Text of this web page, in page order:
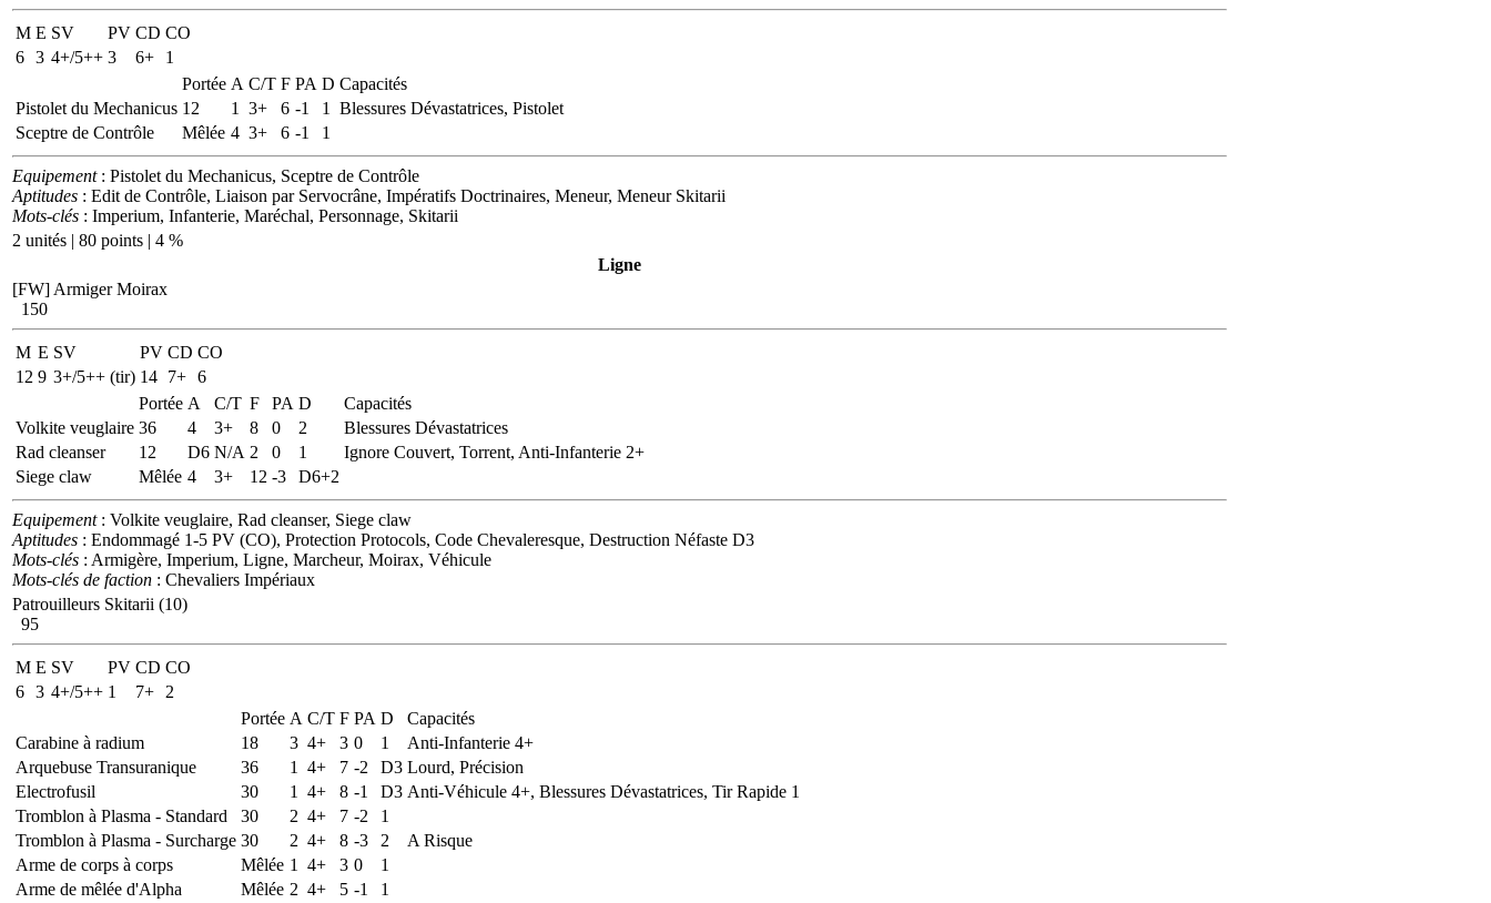
M E SV PV CD CO
6 3 4+/5++ 3 6+
1
Portée A C/T F PA D Capacités
Pistolet du Mechanicus 12 1 3+ 6 -1 1
Blessures Dévastatrices, Pistolet
Sceptre de Contrôle
Mêlée 4 3+ 6 -1 1
Equipement: Pistolet du Mechanicus, Sceptre de Contrôle
Aptitudes : Edit de Contrôle, Liaison par Servocrâne, Impératifs Doctrinaires, Meneur, Meneur Skitarii
Mots-clés : Imperium, Infanterie, Maréchal, Personnage, Skitarii
2 unités | 80 points | 4 %
Ligne
[FW] Armiger Moirax
150
M E SV PV CD CO
12 9 3+/5++ (tir) 14 7+ 6
Portée A C/T F PA D
Capacités
Volkite veuglaire 36 4 3+ 8 0 2
Blessures Dévastatrices
Rad cleanser
12 D6 N/A 2 0 1
Ignore Couvert, Torrent, Anti-Infanterie 2+
Siege claw
Mêlée 4 3+ 12 -3 D6+2
Equipement: Volkite veuglaire, Rad cleanser, Siege claw
Aptitudes : Endommagé 1-5 PV (CO), Protection Protocols, Code Chevaleresque, Destruction Néfaste D3
Mots-clés : Armigère, Imperium, Ligne, Marcheur, Moirax, Véhicule
Mots-clés de faction : Chevaliers Impériaux
Patrouilleurs Skitarii (10)
95
M E SV PV CD CO
6 3 4+/5++ 1 7+
2
Portée A C/T F PA D
Capacités
Carabine à radium
18 3 4+ 3 0 1
Anti-Infanterie 4+
Arquebuse Transuranique
36 1 4+ 7 -2 D3 Lourd, Précision
Electrofusil
30 1 4+ 8 -1 D3 Anti-Véhicule 4+, Blessures Dévastatrices, Tir Rapide 1
Tromblon à Plasma - Standard
30 2 4+ 7 -2
1
Tromblon à Plasma - Surcharge 30 2 4+ 8 -3 2
A Risque
Arme de corps à corps
Mêlée 1 4+ 3 0
1
Arme de mêlée d'Alpha
Mêlée 2 4+ 5 -1 1